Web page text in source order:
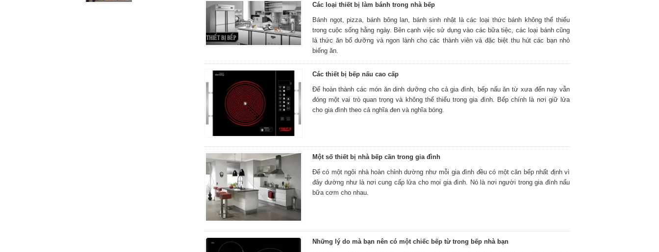
Các loại thiết bị làm bánh trong nhà bếp
Bánh ngọt, pizza, bánh bông lan, bánh sinh nhật là các loại thức bánh không thể thiếu
trong cuộc sống hằng ngày. Bên cạnh việc sử dụng vào các bữa tiệc, các loại bánh cũng
là thức ăn bổ dưỡng và ngon lành cho các thành viên và đặc biệt thu hút các bạn nhỏ
biếng ăn.
Các thiết bị bếp nấu cao cấp
Để hoàn thành các món ăn dinh dưỡng cho cả gia đình, bếp nấu ăn từ xưa đến nay vẫn
đóng một vai trò quan trọng và không thể thiếu trong gia đình. Bếp chính là nơi giữ lửa
cho gia đình theo cả nghĩa đen và nghĩa bóng.
Một số thiết bị nhà bếp cần trong gia đình
Để có một ngôi nhà hoàn chỉnh dường như mỗi gia đình đều có một căn bếp nhất định vì
đây dường như là nơi cung cấp lửa cho mọi gia đình. Nó là nơi người trong gia đình nấu
bữa cơm cho nhau.
Những lý do mà bạn nên có một chiếc bếp từ trong bếp nhà bạn